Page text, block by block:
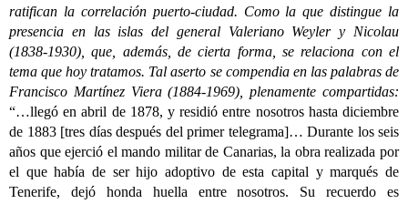
ratifican la correlación puerto-ciudad. Como la que distingue la
presencia en las islas del general Valeriano Weyler y Nicolau
(1838-1930), que, además, de cierta forma, se relaciona con el
tema que hoy tratamos. Tal aserto se compendia en las palabras de
Francisco Martínez Viera (1884-1969), plenamente compartidas:
“…llegó en abril de 1878, y residió entre nosotros hasta diciembre
de 1883 [tres días después del primer telegrama]… Durante los seis
años que ejerció el mando militar de Canarias, la obra realizada por
el que había de ser hijo adoptivo de esta capital y marqués de
Tenerife, dejó honda huella entre nosotros. Su recuerdo es